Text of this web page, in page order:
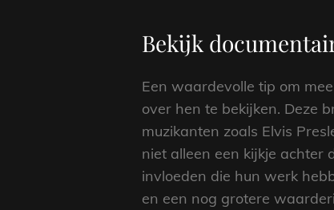
Bekijk
Een waardevolle tip om
over hen te bekijken. Deze
muzikanten zoals Elvis
niet alleen een kijkje achter
invloeden die hun werk
en een nog grotere